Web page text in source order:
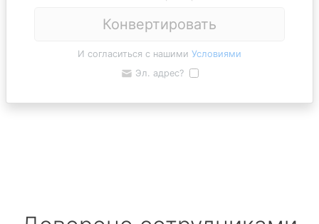
Конвертировать
И согласиться с нашими Условиями
Эл. адрес?